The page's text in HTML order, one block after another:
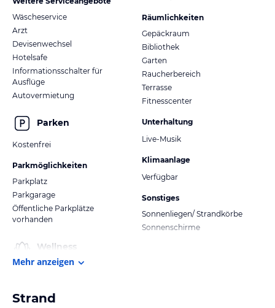
Wäscheservice
Arzt
Devisenwechsel
Hotelsafe
Informationsschalter für
Ausflüge
Autovermietung
Parken
Kostenfrei
Parkmöglichkeiten
Parkplatz
Parkgarage
Öffentliche Parkplätze
vorhanden
Wellness
Räumlichkeiten
Gepäckraum
Bibliothek
Garten
Raucherbereich
Terrasse
Fitnesscenter
Unterhaltung
Live-Musik
Klimaanlage
Verfügbar
Sonstiges
Sonnenliegen/ Strandkörbe
Sonnenschirme
Mehr anzeigen
Strand